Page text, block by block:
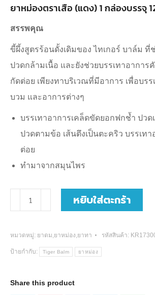
ยาหม่องตราเสือ (แดง) 1 กล่องบรรจุ
สรรพคุณ
ขี้ผึ้งสูตรร้อนดั้งเดิมของ ไทเกอร์ บาล์ม ที่
ปวดกล้ามเนื้อ และยังช่วยบรรเทาอาการ
กัดต่อย เพียงทาบริเวณที่มีอาการ เพื่อบรร
บวม และอาการต่างๆ
บรรเทาอาการเคล็ดขัดยอกฟกช้ำ ปวด
ปวดตามข้อ เส้นตึงเป็นตะคริว บรรเท
ต่อย
ทำมาจากสมุนไพร
จำนวน
ยา
หยิบใส่ตะกร้า
หมวดหมู่: ยาดม,ยาหม่อง,ยาทา รหัสสินค้า:
ป้ายกำกับ: Tiger Balm ยาหม่อง
Share this product